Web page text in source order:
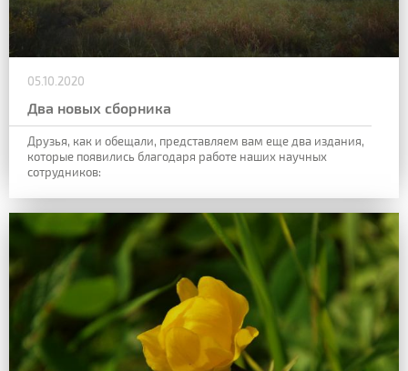
05.10.2020
Два новых сборника
Друзья, как и обещали, представляем вам еще два издания,
которые появились благодаря работе наших научных
сотрудников: